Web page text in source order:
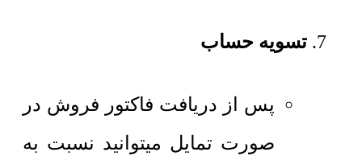
تسویه حساب
پس از دریافت فاکتور فروش در
صورت تمایل میتوانید نسبت به